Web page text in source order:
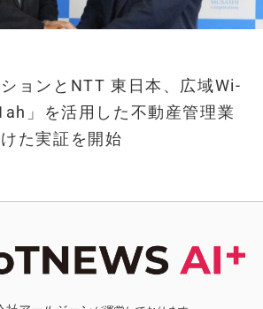
ョンとNTT 東日本、広域Wi-
」を活用した不動産管理業
た実証を開始